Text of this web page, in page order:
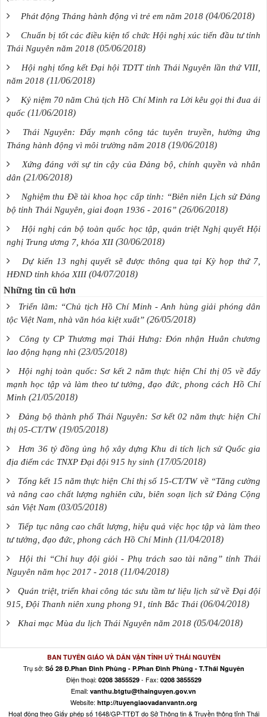
Phát động Tháng hành động vì trẻ em năm 2018 (04/06/2018)
Chuẩn bị tốt các điều kiện tổ chức Hội nghị xúc tiến đầu tư tỉnh
Thái Nguyên năm 2018 (05/06/2018)
Hội nghị tổng kết Đại hội TDTT tỉnh Thái Nguyên lần thứ VIII,
năm 2018 (11/06/2018)
Kỷ niệm 70 năm Chủ tịch Hồ Chí Minh ra Lời kêu gọi thi đua ái
quốc (11/06/2018)
Thái Nguyên: Đẩy mạnh công tác tuyên truyền, hưởng ứng
Tháng hành động vì môi trường năm 2018 (19/06/2018)
Xứng đáng với sự tin cậy của Đảng bộ, chính quyền và nhân
dân (21/06/2018)
Nghiệm thu Đề tài khoa học cấp tỉnh: “Biên niên Lịch sử Đảng
bộ tỉnh Thái Nguyên, giai đoạn 1936 - 2016” (26/06/2018)
Hội nghị cán bộ toàn quốc học tập, quán triệt Nghị quyết Hội
nghị Trung ương 7, khóa XII (30/06/2018)
Dự kiến 13 nghị quyết sẽ được thông qua tại Kỳ họp thứ 7,
HĐND tỉnh khóa XIII (04/07/2018)
Những tin cũ hơn
Triển lãm: “Chủ tịch Hồ Chí Minh - Anh hùng giải phóng dân
tộc Việt Nam, nhà văn hóa kiệt xuất” (26/05/2018)
Công ty CP Thương mại Thái Hưng: Đón nhận Huân chương
lao động hạng nhì (23/05/2018)
Hội nghị toàn quốc: Sơ kết 2 năm thực hiện Chỉ thị 05 về đẩy
mạnh học tập và làm theo tư tưởng, đạo đức, phong cách Hồ Chí
Minh (21/05/2018)
Đảng bộ thành phố Thái Nguyên: Sơ kết 02 năm thực hiện Chỉ
thị 05-CT/TW (19/05/2018)
Hơn 36 tỷ đồng ủng hộ xây dựng Khu di tích lịch sử Quốc gia
địa điểm các TNXP Đại đội 915 hy sinh (17/05/2018)
Tổng kết 15 năm thực hiện Chỉ thị số 15-CT/TW về “Tăng cường
và nâng cao chất lượng nghiên cứu, biên soạn lịch sử Đảng Cộng
sản Việt Nam (03/05/2018)
Tiếp tục nâng cao chất lượng, hiệu quả việc học tập và làm theo
tư tưởng, đạo đức, phong cách Hồ Chí Minh (11/04/2018)
Hội thi “Chỉ huy đội giỏi - Phụ trách sao tài năng” tỉnh Thái
Nguyên năm học 2017 - 2018 (11/04/2018)
Quán triệt, triển khai công tác sưu tầm tư liệu lịch sử về Đại đội
915, Đội Thanh niên xung phong 91, tỉnh Bắc Thái (06/04/2018)
Khai mạc Mùa du lịch Thái Nguyên năm 2018 (05/04/2018)
BAN TUYÊN GIÁO VÀ DÂN VẬN TỈNH UỶ THÁI NGUYÊN
Trụ sở: Số 28 Đ.Phan Đình Phùng - P.Phan Đình Phùng - T.Thái Nguyên
Điện thoại: 0208 3855529- Fax: 0208 3855529
Email: vanthu.btgtu@thainguyen.gov.vn
Website: http://tuyengiaovadanvantn.org
Hoạt động theo Giấy phép số 1648/GP-TTĐT do Sở Thông tin & Truyền thông tỉnh Thái